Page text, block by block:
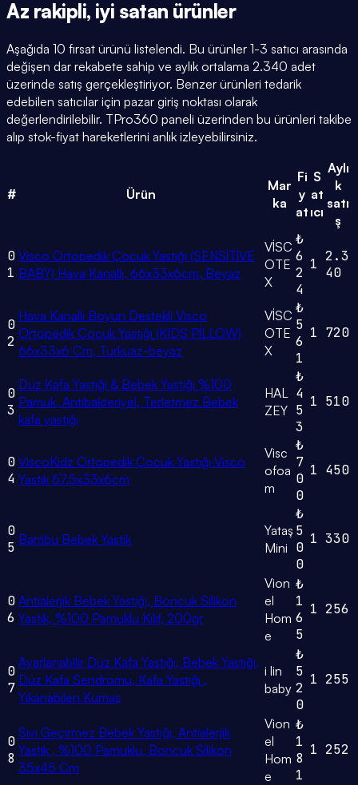
Az rakipli, iyi satan ürünler
Aşağıda 10 fırsat ürünü listelendi. Bu ürünler 1-3 satıcı arasında
değişen dar rekabete sahip ve aylık ortalama 2.340 adet
üzerinde satış gerçekleştiriyor. Benzer ürünleri tedarik
edebilen satıcılar için pazar giriş noktası olarak
değerlendirilebilir. TPro360 paneli üzerinden bu ürünleri takibe
alıp stok-fiyat hareketlerini anlık izleyebilirsiniz.
# Ürün
Mar
ka
Fi
y
at
S
at
ıcı
Aylı
k
satı
ş
0
1
Visco Ortopedik Çocuk Yastığı (SENSİTİVE
BABY) Hava Kanallı, 66x33x6cm, Beyaz
VİSC
OTE
X
₺
6
2
4
1 2.3
40
0
2
Hava Kanallı Boyun Destekli Visco
Ortopedik Çocuk Yastığı (KIDS PİLLOW)
66x33x6 Cm, Turkuaz-beyaz
VİSC
OTE
X
₺
5
6
1
1 720
0
3
Düz Kafa Yastığı & Bebek Yastığı %100
Pamuk, Antibakteriyel, Terletmez Bebek
kafa yastığı
HAL
ZEY
₺
4
5
3
1 510
0
4
ViscoKidz Ortopedik Çocuk Yastığı Visco
Yastık 67.5x33x6cm
Visc
ofoa
m
₺
7
0
0
1 450
0
5 Bambu Bebek Yastık
Yataş
Mini
₺
5
0
0
1 330
0
6
Antialerjik Bebek Yastığı, Boncuk Silikon
Yastık, %100 Pamuklu Kılıf, 200gr
Vion
el
Hom
e
₺
1
6
5
1 256
0
7
Ayarlanabilir Düz Kafa Yastığı, Bebek Yastığı,
Düz Kafa Sendromu, Kafa Yastığı ,
Yıkanabilen Kumaş
i lin
baby
₺
5
2
0
1 255
0
8
Sıvı Geçirmez Bebek Yastığı, Antialerjik
Yastık , %100 Pamuklu, Boncuk Silikon
35x45 Cm
Vion
el
Hom
e
₺
1
8
1
1 252